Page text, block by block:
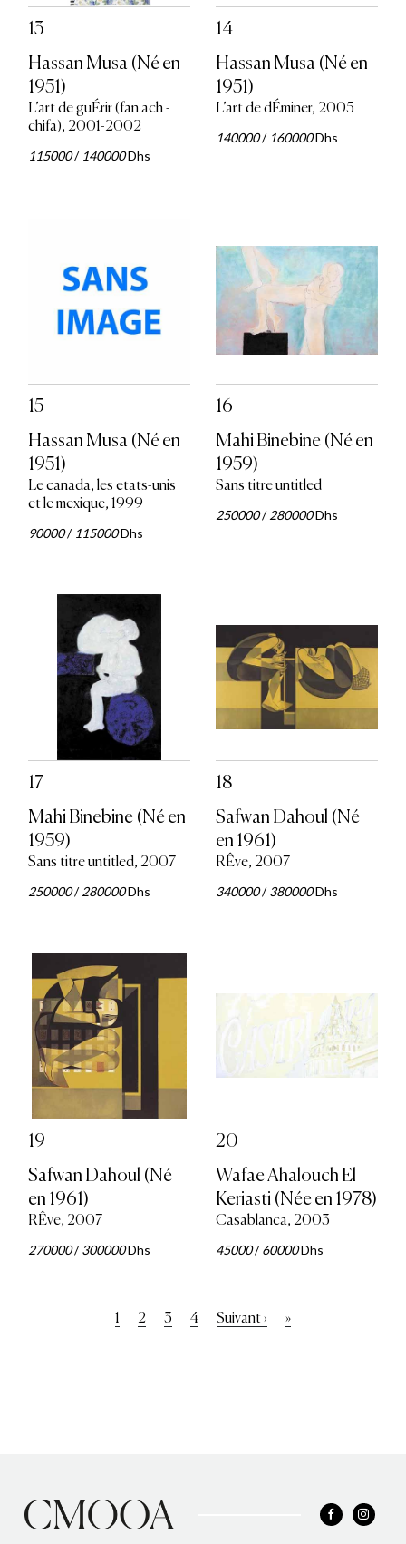
13
Hassan Musa (Né en
1951)
L’art de guÉrir (fan ach -
chifa), 2001-2002
115000/ 140000Dhs
14
Hassan Musa (Né en
1951)
L’art de dÉminer, 2005
140000/ 160000Dhs
15
Hassan Musa (Né en
1951)
Le canada, les etats-unis
et le mexique, 1999
90000/ 115000Dhs
16
Mahi Binebine (Né en
1959)
Sans titre untitled
250000/280000Dhs
17
Mahi Binebine (Né en
1959)
Sans titre untitled, 2007
250000/280000Dhs
18
Safwan Dahoul (Né
en 1961)
RÊve, 2007
340000/380000Dhs
19
Safwan Dahoul (Né
en 1961)
RÊve, 2007
270000/300000Dhs
20
Wafae Ahalouch El
Keriasti (Née en 1978)
Casablanca, 2003
45000/60000Dhs
Page
1 Page
2 Page
3 Page
4
Page
Suivant ›
Dernière
»